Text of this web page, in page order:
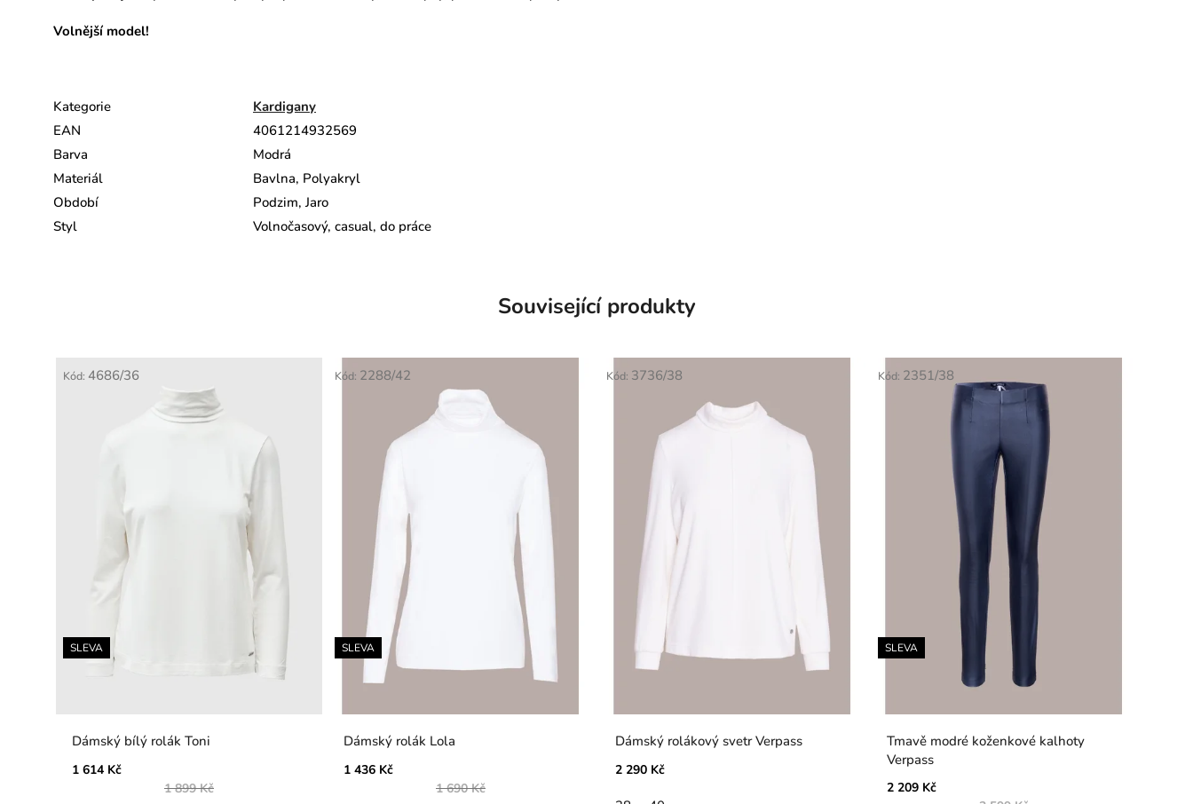
Volnější model!
Kategorie
Kardigany
EAN
4061214932569
Barva
Modrá
Materiál
Bavlna, Polyakryl
Období
Podzim, Jaro
Styl
Volnočasový, casual, do práce
Související produkty
SLEVA
Dámský bílý rolák Toni
1 614 Kč
1 899 Kč
Kód: 4686/36
SLEVA
Dámský rolák Lola
1 436 Kč
1 690 Kč
Kód: 2288/42
Dámský rolákový svetr Verpass
2 290 Kč
Kód: 3736/38
SLEVA
Tmavě modré koženkové kalhoty
Verpass
2 209 Kč
Kód: 2351/38